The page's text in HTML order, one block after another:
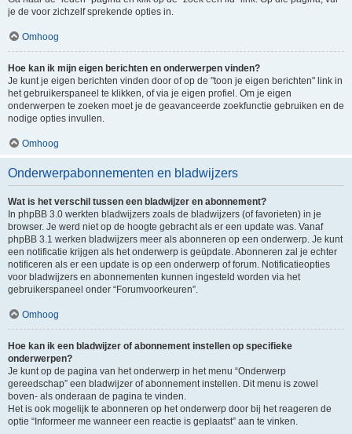
je de voor zichzelf sprekende opties in.
Omhoog
Hoe kan ik mijn eigen berichten en onderwerpen vinden?
Je kunt je eigen berichten vinden door of op de "toon je eigen berichten" link in
het gebruikerspaneel te klikken, of via je eigen profiel. Om je eigen
onderwerpen te zoeken moet je de geavanceerde zoekfunctie gebruiken en de
nodige opties invullen.
Omhoog
Onderwerpabonnementen en bladwijzers
Wat is het verschil tussen een bladwijzer en abonnement?
In phpBB 3.0 werkten bladwijzers zoals de bladwijzers (of favorieten) in je
browser. Je werd niet op de hoogte gebracht als er een update was. Vanaf
phpBB 3.1 werken bladwijzers meer als abonneren op een onderwerp. Je kunt
een notificatie krijgen als het onderwerp is geüpdate. Abonneren zal je echter
notificeren als er een update is op een onderwerp of forum. Notificatieopties
voor bladwijzers en abonnementen kunnen ingesteld worden via het
gebruikerspaneel onder “Forumvoorkeuren”.
Omhoog
Hoe kan ik een bladwijzer of abonnement instellen op specifieke
onderwerpen?
Je kunt op de pagina van het onderwerp in het menu “Onderwerp
gereedschap” een bladwijzer of abonnement instellen. Dit menu is zowel
boven- als onderaan de pagina te vinden.
Het is ook mogelijk te abonneren op het onderwerp door bij het reageren de
optie “Informeer me wanneer een reactie is geplaatst” aan te vinken.